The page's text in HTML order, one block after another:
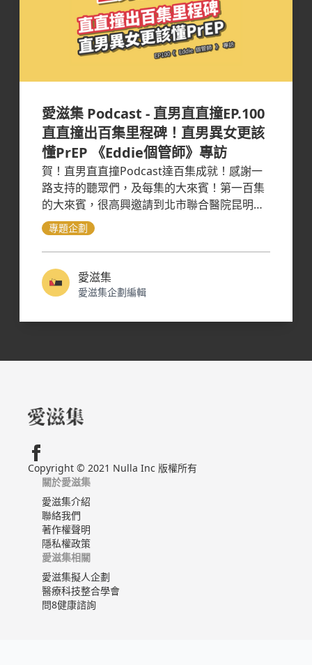
愛滋集 Podcast - 直男直直撞EP.100
直直撞出百集里程碑！直男異女更該
懂PrEP 《Eddie個管師》專訪
賀！直男直直撞Podcast達百集成就！感謝一
路支持的聽眾們，及每集的大來賓！第一百集
的大來賓，很高興邀請到北市聯合醫院昆明院
區感染科—PrEP計畫個管師Eddie！
專題企劃
愛滋集
愛滋集企劃編輯
Copyright © 2021 Nulla Inc 版權所有
關於愛滋集
愛滋集介紹
聯絡我們
著作權聲明
隱私權政策
愛滋集相關
愛滋集擬人企劃
醫療科技整合學會
問8健康諮詢